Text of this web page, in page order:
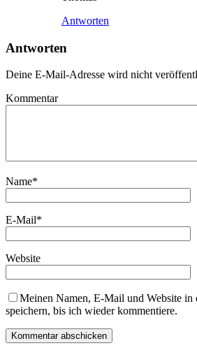
Antworten
Antworten
Deine E-Mail-Adresse wird nicht
Kommentar
Name*
E-Mail*
Website
Meinen Namen, E-Mail und Website in
speichern, bis ich wieder kommentiere.